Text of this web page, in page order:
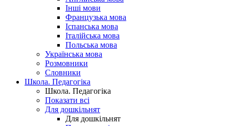
Інші мови
Французька мова
Іспанська мова
Італійська мова
Польська мова
Українська мова
Розмовники
Словники
Школа. Педагогіка
Школа. Педагогіка
Показати всі
Для дошкільнят
Для дошкільнят